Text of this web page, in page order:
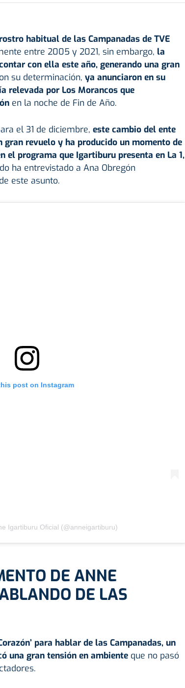
habitual de las Campanadas de TVE
entre 2005 y 2021, sin embargo, la
con ella este año, generando una gran
su determinación, ya anunciaron en su
relevada por Los Morancos que
en la noche de Fin de Año.
el 31 de diciembre, este cambio del ente
gran revuelo y ha producido un momento de
el programa que Igartiburu presenta en La 1,
ha entrevistado a Ana Obregón
este asunto.
post on Instagram
Igartiburu Oficial (@anneigartiburu)
DE ANNE
DE LAS
para hablar de las Campanadas, un
una gran tensión en ambienteque no pasó